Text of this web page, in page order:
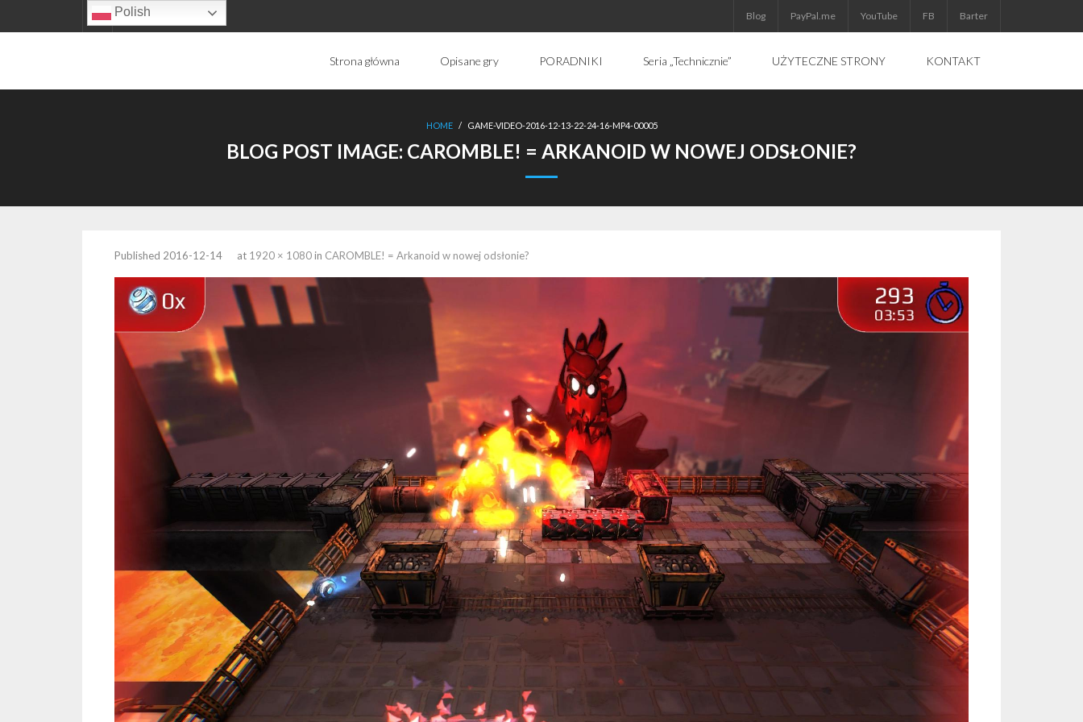
to
Blog PayPal.me YouTube FB Barter
Strona główna Opisane gry PORADNIKI Seria „Technicznie” UŻYTECZNE STRONY KONTAKT
HOME / GAME-VIDEO-2016-12-13-22-24-16-MP4-00005
BLOG POST IMAGE: CAROMBLE! = ARKANOID W NOWEJ ODSŁONIE?
Published 2016-12-14 at 1920 × 1080in CAROMBLE! = Arkanoid w nowej odsłonie?
Polish